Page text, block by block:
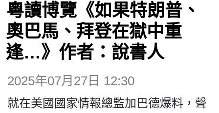
觀點
博客
視頻
粵讀博覽《如果特朗普、
奧巴馬、拜登在獄中重
逢…》作者：說書人
2025年07月27日 12:30
就在美國國家情報總監加巴德爆料，聲